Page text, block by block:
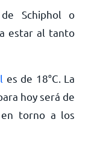
Schiphol o
estar al tanto
es de 18°C . La
hoy será de
torno a los